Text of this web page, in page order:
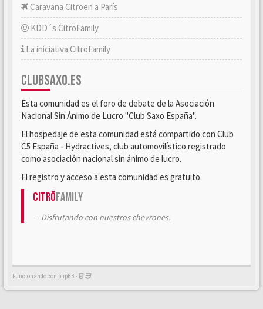
Caravana Citroën a París
KDD´s CitröFamily
La iniciativa CitröFamily
CLUBSAXO.ES
Esta comunidad es el foro de debate de la Asociación
Nacional Sin Ánimo de Lucro "Club Saxo España".
El hospedaje de esta comunidad está compartido con Club
C5 España - Hydractives, club automovilístico registrado
como asociación nacional sin ánimo de lucro.
El registro y acceso a esta comunidad es gratuito.
CitröFamily
Disfrutando con nuestros chevrones.
Funcionando con phpBB -